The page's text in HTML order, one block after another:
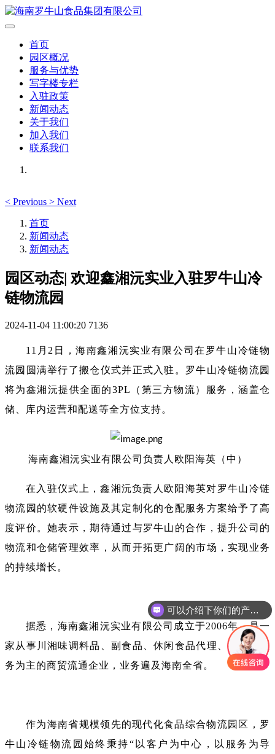
首页
园区概况
服务与优势
写字楼专栏
入驻政策
新闻动态
关于我们
加入我们
联系我们
< Previous > Next
首页
新闻动态
新闻动态
园区动态| 欢迎鑫湘沅实业入驻罗牛山冷
链物流园
2024-11-04 11:00:20 7136
11月2日，海南鑫湘沅实业有限公司在罗牛山冷链物
流园圆满举行了搬仓仪式并正式入驻。罗牛山冷链物流园
将为鑫湘沅提供全面的3PL（第三方物流）服务，涵盖仓
储、库内运营和配送等全方位支持。
海南鑫湘沅实业有限公司负责人欧阳海英（中）
在入驻仪式上，鑫湘沅负责人欧阳海英对罗牛山冷链
物流园的软硬件设施及其定制化的仓配服务方案给予了高
度评价。她表示，期待通过与罗牛山的合作，提升公司的
物流和仓储管理效率，从而开拓更广阔的市场，实现业务
的持续增长。
据悉，海南鑫湘沅实业有限公司成立于2006年，是一
家从事川湘味调料品、副食品、休闲食品代理、批发等业
务为主的商贸流通企业，业务遍及海南全省。
作为海南省规模领先的现代化食品综合物流园区，罗
牛山冷链物流园始终秉持“以客户为中心，以服务为导
可以介绍下你们的产品么